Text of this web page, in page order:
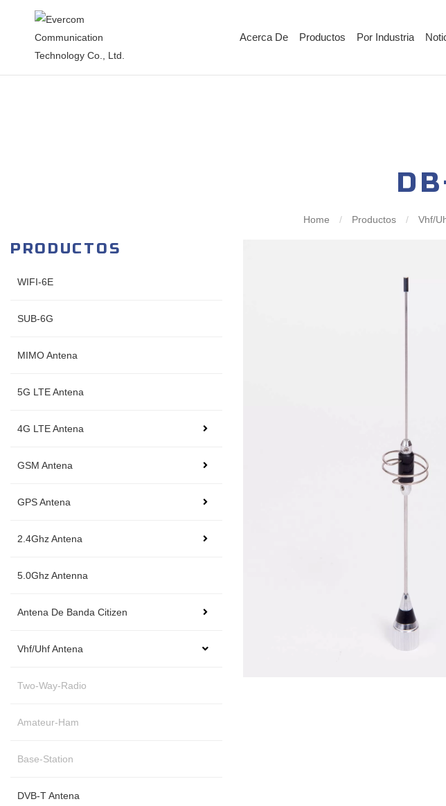
Acerca De Productos Por Industria
Home / Productos / Vhf/
PRODUCTOS
WIFI-6E
SUB-6G
MIMO Antena
5G LTE Antena
4G LTE Antena
GSM Antena
GPS Antena
2.4Ghz Antena
5.0Ghz Antenna
Antena De Banda Citizen
Vhf/Uhf Antena
Two-Way-Radio
Amateur-Ham
Base-Station
DVB-T Antena